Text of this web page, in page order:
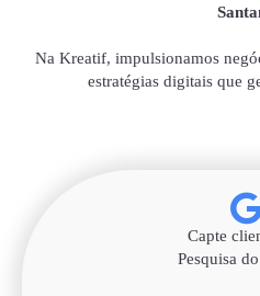
Na Kreatif, impulsionamos
estratégias digitais que
Capte
Pesquisa do